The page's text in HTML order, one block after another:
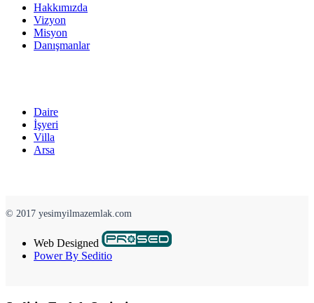
Hakkımızda
Vizyon
Misyon
Danışmanlar
Daire
İşyeri
Villa
Arsa
© 2017 yesimyilmazemlak.com
Web Designed
Power By Seditio